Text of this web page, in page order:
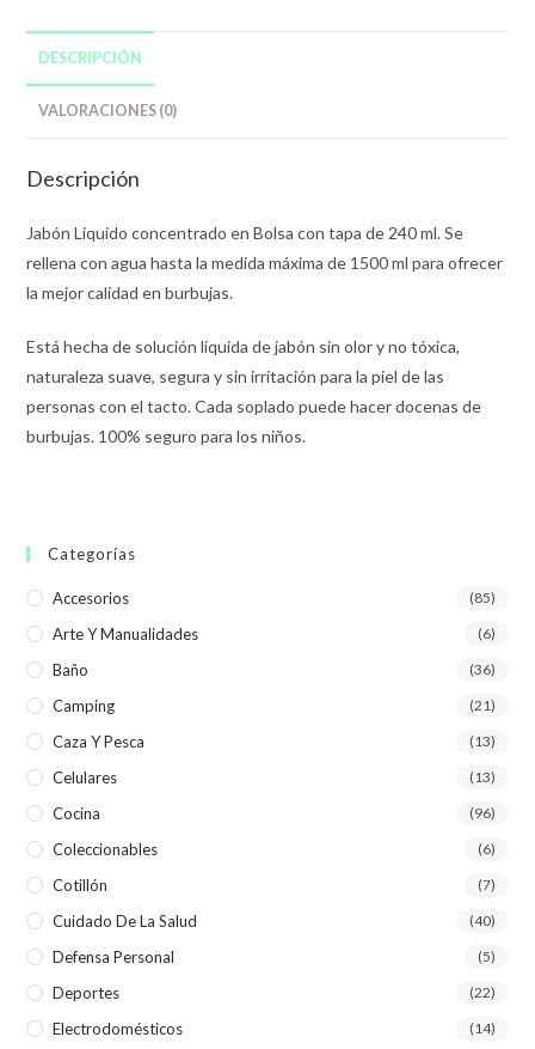
DESCRIPCIÓN
VALORACIONES (0)
Descripción
Jabón Liquido concentrado en Bolsa con tapa de 240 ml. Se
rellena con agua hasta la medida máxima de 1500 ml para ofrecer
la mejor calidad en burbujas.
Está hecha de solución líquida de jabón sin olor y no tóxica,
naturaleza suave, segura y sin irritación para la piel de las
personas con el tacto. Cada soplado puede hacer docenas de
burbujas. 100% seguro para los niños.
Categorías
Accesorios (85)
Arte Y Manualidades (6)
Baño (36)
Camping (21)
Caza Y Pesca (13)
Celulares (13)
Cocina (96)
Coleccionables (6)
Cotillón (7)
Cuidado De La Salud (40)
Defensa Personal (5)
Deportes (22)
Electrodomésticos (14)